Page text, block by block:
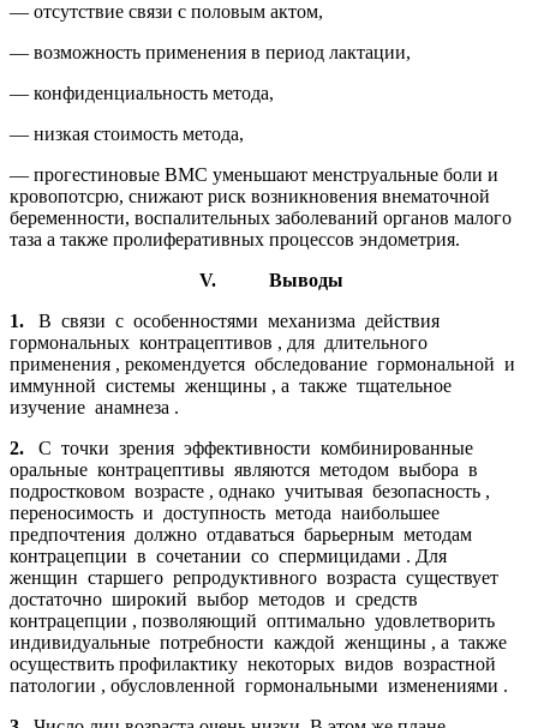
— отсутствие связи с половым актом,
— возможность применения в период лактации,
— конфиденциальность метода,
— низкая стоимость метода,
— прогестиновые ВМС уменьшают менструальные боли и
кровопотсрю, снижают риск возникновения внематочной
беременнос­ти, воспалительных заболеваний органов малого
таза а также пролиферативных процессов эндометрия.
V. Выводы
1. В связи с особенностями механизма действия
гормональных контрацептивов , для длительного
применения , рекомендуется обследование гормональной и
иммунной системы женщины , а также тщательное
изучение анамнеза .
2. С точки зрения эффективности комбинированные
оральные контрацептивы являются методом выбора в
подростковом возрасте , однако учитывая безопасность ,
переносимость и доступность метода наибольшее
предпочтения должно отдаваться барьерным методам
контрацепции в сочетании со спермицидами . Для
женщин старшего репродуктивного возраста существует
достаточно широкий выбор методов и средств
контрацепции , позволяющий оптимально удовлетворить
индивидуальные потребности каждой женщины , а также
осуществить профилактику некоторых видов возрастной
патологии , обусловленной гормональными изменениями .